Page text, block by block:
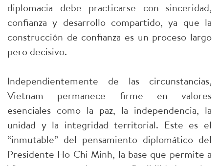
diplomacia debe practicarse con sinceridad,
confianza y desarrollo compartido, ya que la
construcción de confianza es un proceso largo
pero decisivo.
Independientemente de las circunstancias,
Vietnam permanece firme en valores
esenciales como la paz, la independencia, la
unidad y la integridad territorial. Este es el
“inmutable” del pensamiento diplomático del
Presidente Ho Chi Minh, la base que permite a